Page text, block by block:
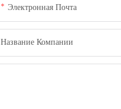
Электронная Почта
Название Компании